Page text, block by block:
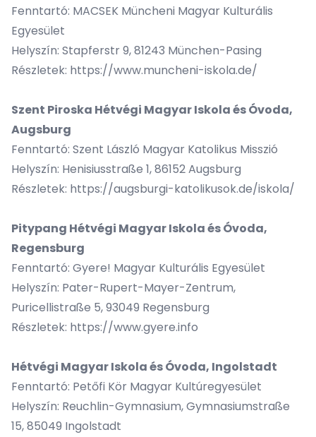
Fenntartó: MACSEK Müncheni Magyar Kulturális
Egyesület
Helyszín: Stapferstr 9, 81243 München-Pasing
Részletek: https://www.muncheni-iskola.de/
Szent Piroska Hétvégi Magyar Iskola és Óvoda,
Augsburg
Fenntartó: Szent László Magyar Katolikus Misszió
Helyszín: Henisiusstraße 1, 86152 Augsburg
Részletek: https://augsburgi-katolikusok.de/iskola/
Pitypang Hétvégi Magyar Iskola és Óvoda,
Regensburg
Fenntartó: Gyere! Magyar Kulturális Egyesület
Helyszín: Pater-Rupert-Mayer-Zentrum,
Puricellistraße 5, 93049 Regensburg
Részletek: https://www.gyere.info
Hétvégi Magyar Iskola és Óvoda, Ingolstadt
Fenntartó: Petőfi Kör Magyar Kultúregyesület
Helyszín: Reuchlin-Gymnasium, Gymnasiumstraße
15, 85049 Ingolstadt